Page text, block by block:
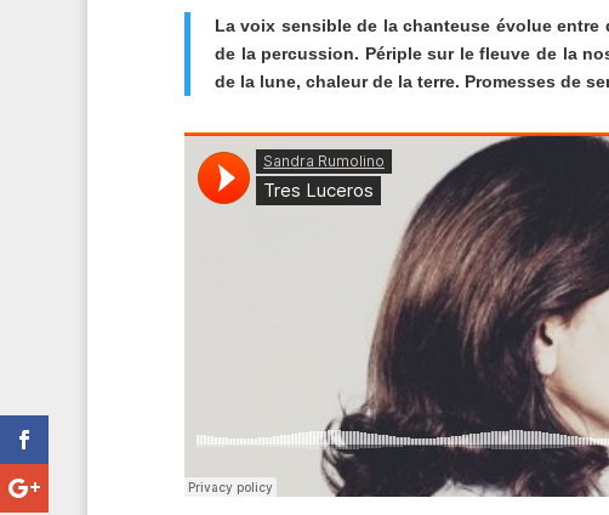
La voix sensible de la chanteuse évolue
de la percussion. Périple sur le fleuve de la
de la lune, chaleur de la terre. Promesses de